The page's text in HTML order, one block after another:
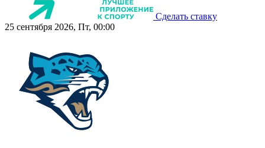
Сделать ставку
25 сентября 2026, Пт, 00:00